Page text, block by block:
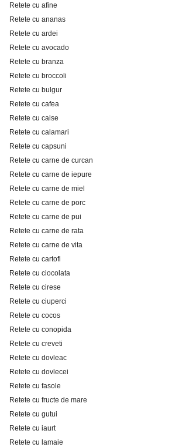
Retete cu afine
Retete cu ananas
Retete cu ardei
Retete cu avocado
Retete cu branza
Retete cu broccoli
Retete cu bulgur
Retete cu cafea
Retete cu caise
Retete cu calamari
Retete cu capsuni
Retete cu carne de curcan
Retete cu carne de iepure
Retete cu carne de miel
Retete cu carne de porc
Retete cu carne de pui
Retete cu carne de rata
Retete cu carne de vita
Retete cu cartofi
Retete cu ciocolata
Retete cu cirese
Retete cu ciuperci
Retete cu cocos
Retete cu conopida
Retete cu creveti
Retete cu dovleac
Retete cu dovlecei
Retete cu fasole
Retete cu fructe de mare
Retete cu gutui
Retete cu iaurt
Retete cu lamaie